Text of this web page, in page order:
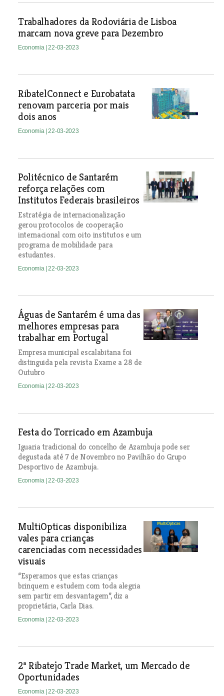
Trabalhadores da Rodoviária de Lisboa
marcam nova greve para Dezembro
Economia | 22-03-2023
RibatelConnect e Eurobatata
renovam parceria por mais
dois anos
Economia | 22-03-2023
Politécnico de Santarém
reforça relações com
Institutos Federais brasileiros
Estratégia de internacionalização
gerou protocolos de cooperação
internacional com oito institutos e um
programa de mobilidade para
estudantes.
Economia | 22-03-2023
Águas de Santarém é uma das
melhores empresas para
trabalhar em Portugal
Empresa municipal escalabitana foi
distinguida pela revista Exame a 28 de
Outubro
Economia | 22-03-2023
Festa do Torricado em Azambuja
Iguaria tradicional do concelho de Azambuja pode ser
degustada até 7 de Novembro no Pavilhão do Grupo
Desportivo de Azambuja.
Economia | 22-03-2023
MultiOpticas disponibiliza
vales para crianças
carenciadas com necessidades
visuais
“Esperamos que estas crianças
brinquem e estudem com toda alegria
sem partir em desvantagem”, diz a
proprietária, Carla Dias.
Economia | 22-03-2023
2ª Ribatejo Trade Market, um Mercado de
Oportunidades
Economia | 22-03-2023